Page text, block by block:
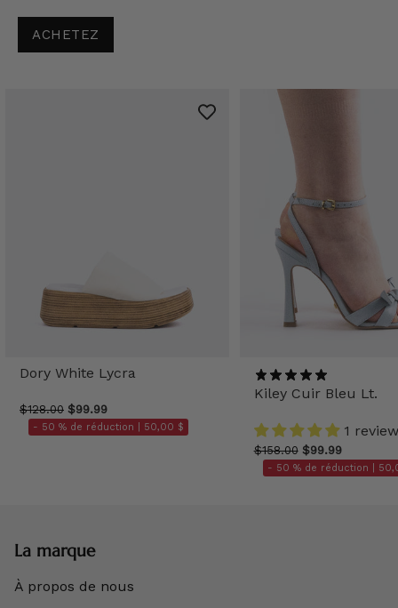
ACHETEZ
Dory White Lycra
$128.00 $99.99
- 50 % de réduction | 50,00 $
Kiley Cuir Bleu Lt.
1 review
$158.00 $99.99
- 50 % de réduction |
La marque
À propos de nous